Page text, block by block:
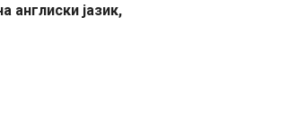
англиски јазик,